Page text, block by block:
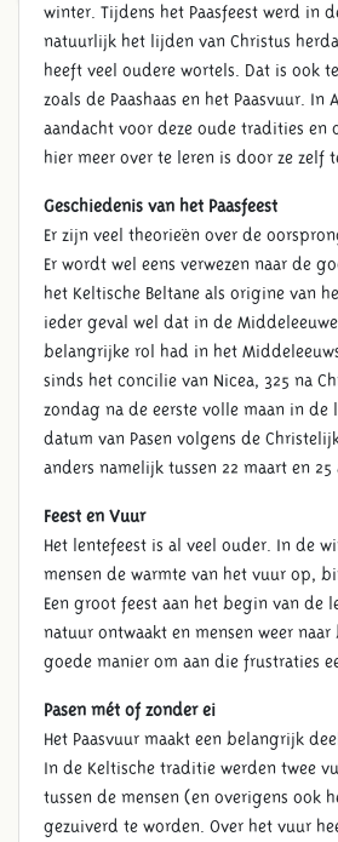
winter. Tijdens het Paasfeest werd in
natuurlijk het lijden van Christus
heeft veel oudere wortels. Dat is ook
zoals de Paashaas en het Paasvuur. In
aandacht voor deze oude tradities en
hier meer over te leren is door ze zelf
Geschiedenis van het Paasfeest
Er zijn veel theorieën over de
Er wordt wel eens verwezen naar de
het Keltische Beltane als origine van
ieder geval wel dat in de
belangrijke rol had in het
sinds het concilie van Nicea, 325 na
zondag na de eerste volle maan in de
datum van Pasen volgens de
anders namelijk tussen 22 maart en 25
Feest en Vuur
Het lentefeest is al veel ouder. In de
mensen de warmte van het vuur op,
Een groot feest aan het begin van de
natuur ontwaakt en mensen weer
goede manier om aan die frustraties
Pasen mét of zonder ei
Het Paasvuur maakt een belangrijk
In de Keltische traditie werden twee
tussen de mensen (en overigens ook
gezuiverd te worden. Over het vuur